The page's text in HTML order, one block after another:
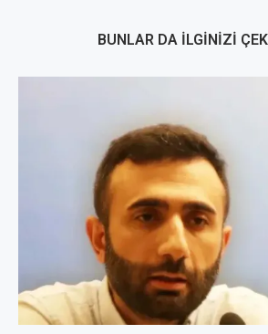
BUNLAR DA İLGINIZI